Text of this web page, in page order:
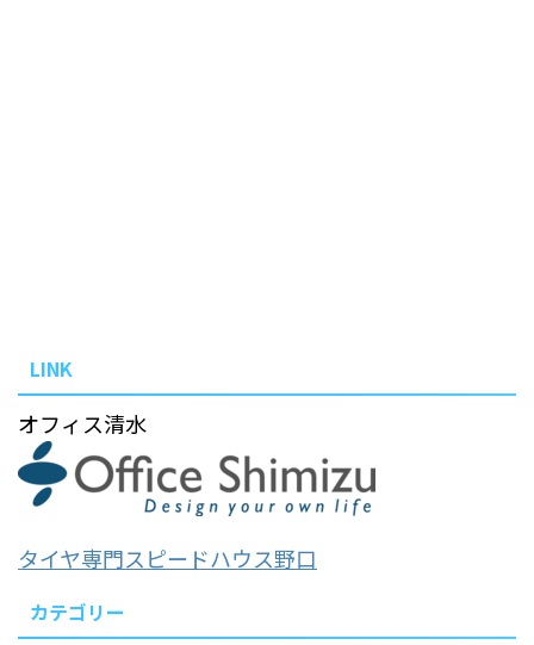
LINK
オフィス清水
タイヤ専門スピードハウス野口
カテゴリー